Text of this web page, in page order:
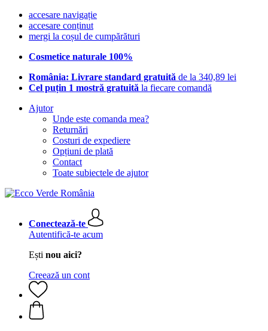
accesare navigație
accesare conținut
mergi la coșul de cumpărături
Cosmetice naturale 100%
România: Livrare standard gratuită de la 340,89 lei
Cel puțin 1 mostră gratuită la fiecare comandă
Ajutor
Unde este comanda mea?
Returnări
Costuri de expediere
Opțiuni de plată
Contact
Toate subiectele de ajutor
Conectează-te
Autentifică-te acum
Ești nou aici?
Creează un cont